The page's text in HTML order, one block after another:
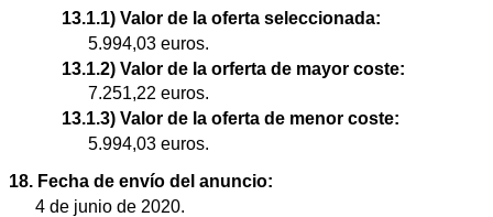
13.1.1) Valor de la oferta seleccionada:
5.994,03 euros.
13.1.2) Valor de la orferta de mayor coste:
7.251,22 euros.
13.1.3) Valor de la oferta de menor coste:
5.994,03 euros.
18. Fecha de envío del anuncio:
4 de junio de 2020.